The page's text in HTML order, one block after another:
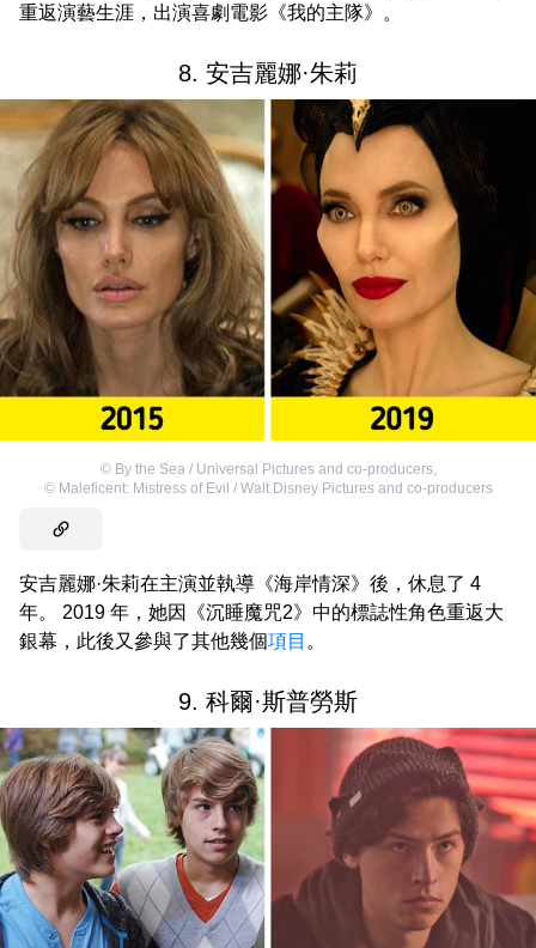
重返演藝生涯，出演喜劇電影《我的主隊》。
8. 安吉麗娜·朱莉
© By the Sea / Universal Pictures and co-producers,
© Maleficent: Mistress of Evil / Walt Disney Pictures and co-producers
安吉麗娜·朱莉在主演並執導《海岸情深》後，休息了 4
年。 2019 年，她因《沉睡魔咒2》中的標誌性角色重返大
銀幕，此後又參與了其他幾個項目 。
9. 科爾·斯普勞斯